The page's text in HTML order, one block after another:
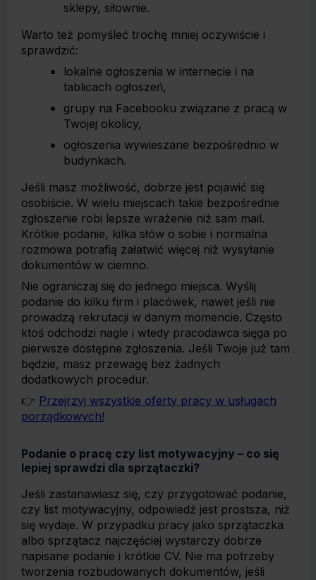
sklepy, siłownie.
Warto też pomyśleć trochę mniej oczywiście i
sprawdzić:
lokalne ogłoszenia w internecie i na
tablicach ogłoszeń,
grupy na Facebooku związane z pracą w
Twojej okolicy,
ogłoszenia wywieszane bezpośrednio w
budynkach.
Jeśli masz możliwość, dobrze jest pojawić się
osobiście. W wielu miejscach takie bezpośrednie
zgłoszenie robi lepsze wrażenie niż sam mail.
Krótkie podanie, kilka słów o sobie i normalna
rozmowa potrafią załatwić więcej niż wysyłanie
dokumentów w ciemno.
Nie ograniczaj się do jednego miejsca. Wyślij
podanie do kilku firm i placówek, nawet jeśli nie
prowadzą rekrutacji w danym momencie. Często
ktoś odchodzi nagle i wtedy pracodawca sięga po
pierwsze dostępne zgłoszenia. Jeśli Twoje już tam
będzie, masz przewagę bez żadnych
dodatkowych procedur.
👉 Przejrzyj wszystkie oferty pracy w usługach
porządkowych!
Podanie o pracę czy list motywacyjny – co się
lepiej sprawdzi dla sprzątaczki?
Jeśli zastanawiasz się, czy przygotować podanie,
czy list motywacyjny, odpowiedź jest prostsza, niż
się wydaje. W przypadku pracy jako sprzątaczka
albo sprzątacz najczęściej wystarczy dobrze
napisane podanie i krótkie CV. Nie ma potrzeby
tworzenia rozbudowanych dokumentów, jeśli